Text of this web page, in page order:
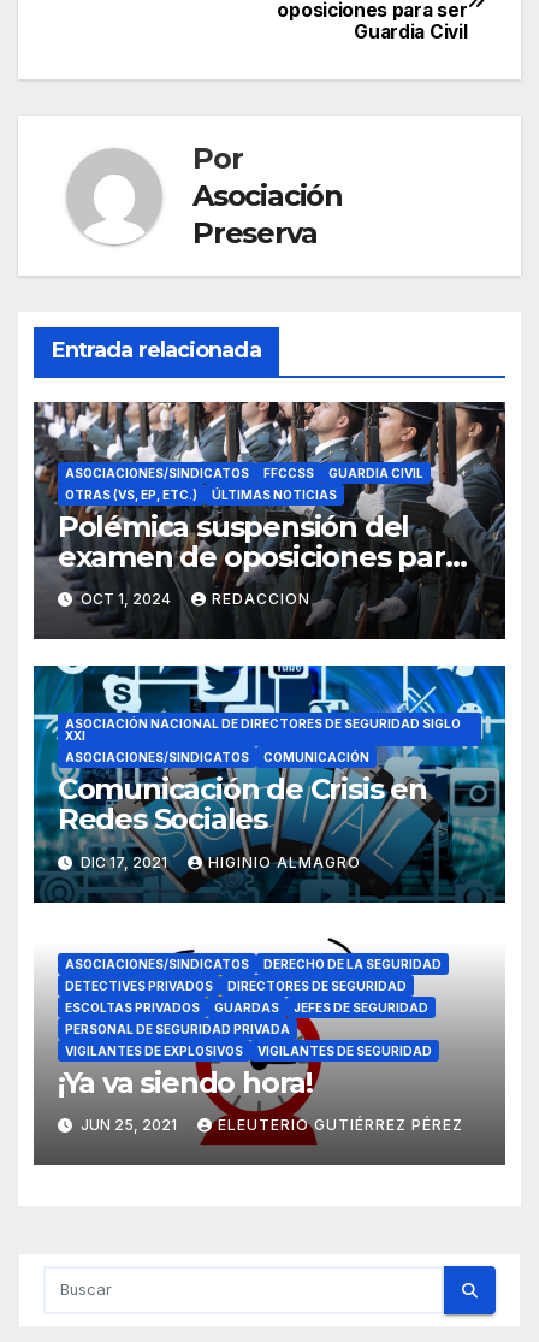
entradas
oposiciones para ser
Guardia Civil
Por
Asociación
Preserva
Entrada relacionada
ASOCIACIONES/SINDICATOS FFCCSS
GUARDIA CIVIL
OTRAS (VS, EP, ETC.)
ÚLTIMAS NOTICIAS
Polémica suspensión del
examen de oposiciones para
ser Guardia Civil
OCT 1, 2024 REDACCION
ASOCIACIÓN NACIONAL DE DIRECTORES DE SEGURIDAD SIGLO
XXI
ASOCIACIONES/SINDICATOS
COMUNICACIÓN
Comunicación de Crisis en
Redes Sociales
DIC 17, 2021 HIGINIO ALMAGRO
ASOCIACIONES/SINDICATOS
DERECHO DE LA SEGURIDAD
DETECTIVES PRIVADOS
DIRECTORES DE SEGURIDAD
ESCOLTAS PRIVADOS
GUARDAS
JEFES DE SEGURIDAD
PERSONAL DE SEGURIDAD PRIVADA
VIGILANTES DE EXPLOSIVOS
VIGILANTES DE SEGURIDAD
¡Ya va siendo hora!
JUN 25, 2021 ELEUTERIO GUTIÉRREZ PÉREZ